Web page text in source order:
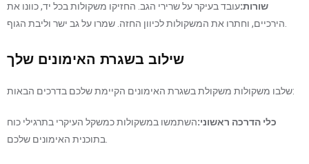
שורות:עובד בעיקר על שרירי הגב. החזיקו משקולות בכל יד, כוונו את
הירכיים, וחתרו את המשקולות לכיוון החזה. שמרו על גב ישר וליבת הגוף.
שילוב בשגרת האימונים שלך
שלבו משקולות משקולת בשגרת האימונים הקיימת שלכם בדרכים הבאות:
כלי הדרכה ראשוני:השתמשו במשקולות כמשקל העיקרי בתרגילי כוח
בתוכנית האימונים שלכם.